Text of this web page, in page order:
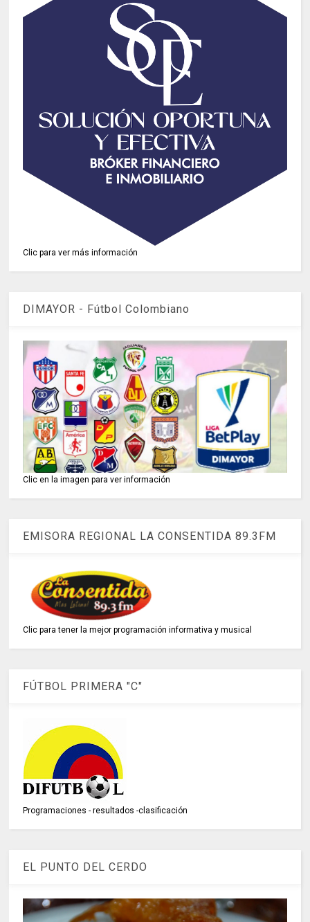
Clic para ver más información
DIMAYOR - Fútbol Colombiano
Clic en la imagen para ver información
EMISORA REGIONAL LA CONSENTIDA 89.3FM
Clic para tener la mejor programación informativa y musical
FÚTBOL PRIMERA "C"
Programaciones - resultados -clasificación
EL PUNTO DEL CERDO